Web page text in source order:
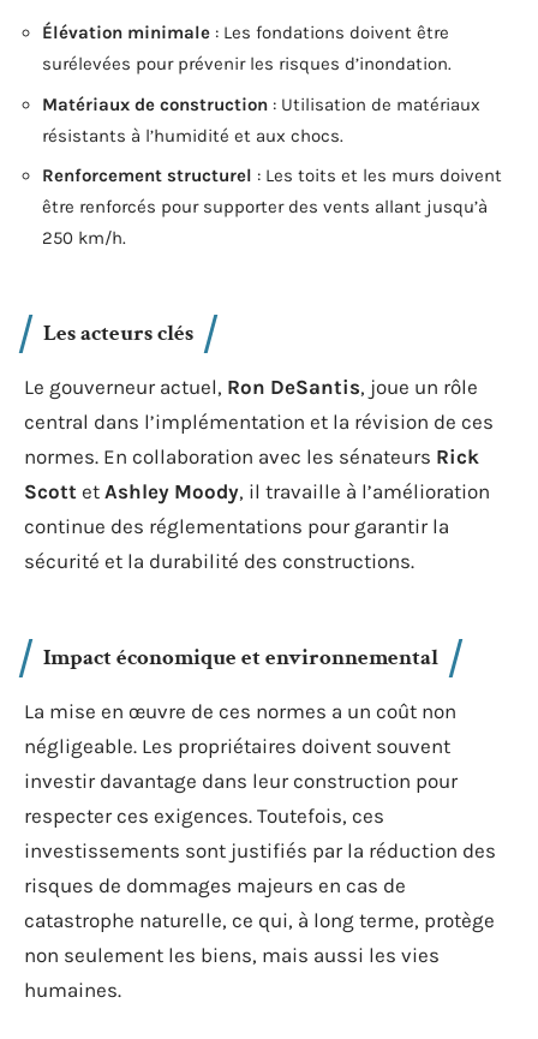
Élévation minimale : Les fondations doivent être
surélevées pour prévenir les risques d’inondation.
Matériaux de construction : Utilisation de matériaux
résistants à l’humidité et aux chocs.
Renforcement structurel : Les toits et les murs doivent
être renforcés pour supporter des vents allant jusqu’à
250 km/h.
Les acteurs clés
Le gouverneur actuel, Ron DeSantis, joue un rôle
central dans l’implémentation et la révision de ces
normes. En collaboration avec les sénateurs Rick
Scott et Ashley Moody, il travaille à l’amélioration
continue des réglementations pour garantir la
sécurité et la durabilité des constructions.
Impact économique et environnemental
La mise en œuvre de ces normes a un coût non
négligeable. Les propriétaires doivent souvent
investir davantage dans leur construction pour
respecter ces exigences. Toutefois, ces
investissements sont justifiés par la réduction des
risques de dommages majeurs en cas de
catastrophe naturelle, ce qui, à long terme, protège
non seulement les biens, mais aussi les vies
humaines.